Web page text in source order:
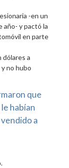
-en un
año- y pactó la
en parte
dólares a
no hubo
que
habían
a